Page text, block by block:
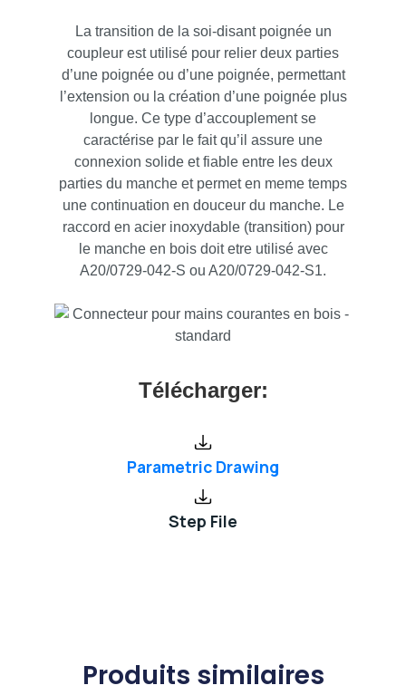
La transition de la soi-disant poignée un
coupleur est utilisé pour relier deux parties
d’une poignée ou d’une poignée, permettant
l’extension ou la création d’une poignée plus
longue. Ce type d’accouplement se
caractérise par le fait qu’il assure une
connexion solide et fiable entre les deux
parties du manche et permet en meme temps
une continuation en douceur du manche. Le
raccord en acier inoxydable (transition) pour
le manche en bois doit etre utilisé avec
A20/0729-042-S ou A20/0729-042-S1.
Télécharger:
Parametric Drawing
Step File
Produits similaires